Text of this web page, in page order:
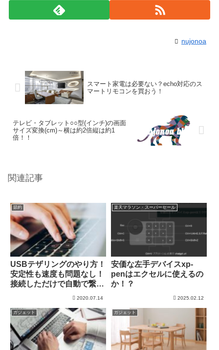
nujonoa
スマート家電は必要ない？echo対応のス
マートリモコンを買おう！
テレビ・タブレット○○型(インチ)の画面
サイズ変換(cm)～横は約2倍縦は約1
倍！！
関連記事
節約
USBテザリングのやり方！
安定性も速度も問題なし！
接続しただけで自動で繋が
2020.07.14
楽天マラソン・スーパーセール
安価な左手デバイスxp-
penはエクセルに使えるの
か！？
2025.02.12
ガジェット ガジェット